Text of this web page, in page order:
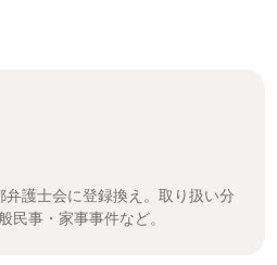
護士会に登録換え。取り扱い分
事・家事事件など。